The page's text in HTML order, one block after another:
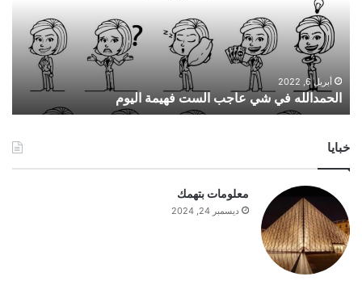
ي
ي
ع
ب
ا
ل
أبريل 6, 2022
الحمدالله في شي عاجب الست فهيمة اليوم
خبايا
معلومات بتهمك
ديسمبر 24, 2024